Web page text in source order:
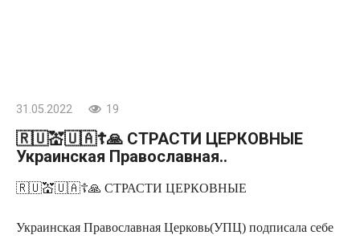
31.05.2022 19
🇷🇺💒🇺🇦☦🙏 СТРАСТИ ЦЕРКОВНЫЕ
Украинская Православная..
🇷🇺💒🇺🇦☦🙏 СТРАСТИ ЦЕРКОВНЫЕ
Украинская Православная Церковь(УПЦ) подписала себе